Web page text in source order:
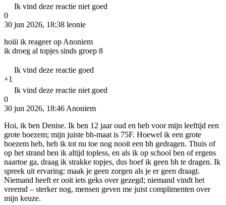
Ik vind deze reactie niet goed
0
30 jun 2026, 18:38 leonie
hoiii ik reageer op Anoniem
ik droeg al topjes sinds groep 8
Ik vind deze reactie goed
+1
Ik vind deze reactie niet goed
0
30 jun 2026, 18:46 Anoniem
Hoi, ik ben Denise. Ik ben 12 jaar oud en heb voor mijn leeftijd een
grote boezem; mijn juiste bh-maat is 75F. Hoewel ik een grote
boezem heb, heb ik tot nu toe nog nooit een bh gedragen. Thuis of
op het strand ben ik altijd topless, en als ik op school ben of ergens
naartoe ga, draag ik strakke topjes, dus hoef ik geen bh te dragen. Ik
spreek uit ervaring: maak je geen zorgen als je er geen draagt.
Niemand heeft er ooit iets geks over gezegd; niemand vindt het
vreemd – sterker nog, mensen geven me juist complimenten over
mijn keuze.